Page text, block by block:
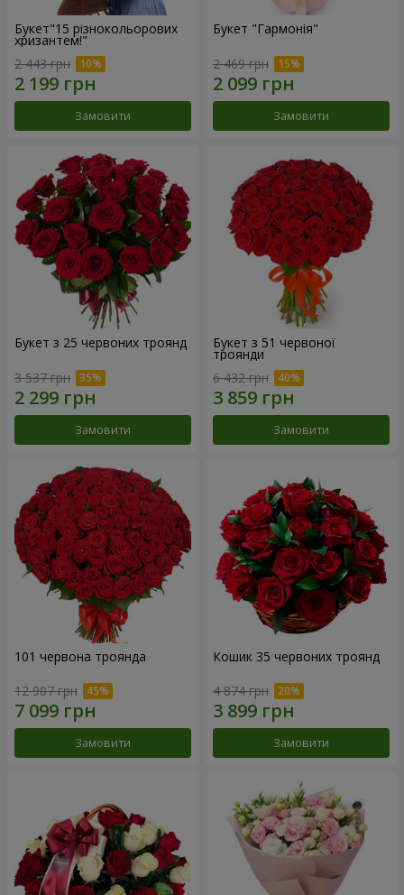
Букет"15 різнокольорових
хризантем!"
2 443 грн
Замовити
Букет "Гармонія"
2 469 грн
Замовити
Букет з 25 червоних троянд
3 537 грн
Замовити
Букет з 51 червоної
троянди
6 432 грн
Замовити
101 червона троянда
12 907 грн
Замовити
Кошик 35 червоних троянд
4 874 грн
Замовити